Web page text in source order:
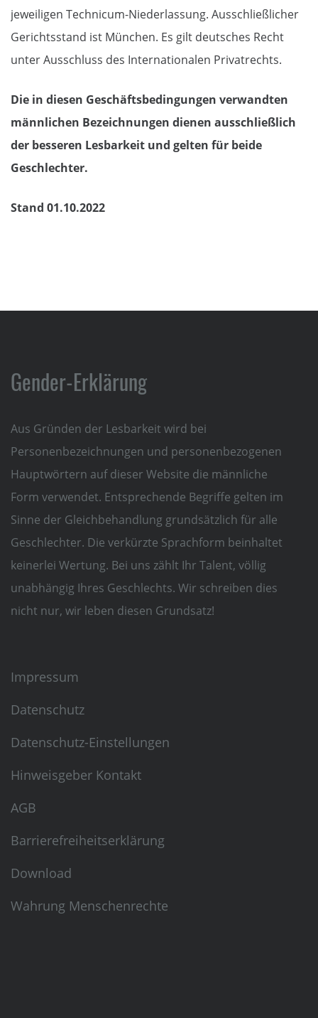
jeweiligen Technicum-Niederlassung. Ausschließlicher
Gerichtsstand ist München. Es gilt deutsches Recht
unter Ausschluss des Internationalen Privatrechts.
Die in diesen Geschäftsbedingungen verwandten
männlichen Bezeichnungen dienen ausschließlich
der besseren Lesbarkeit und gelten für beide
Geschlechter.
Stand 01.10.2022
Gender-Erklärung
Aus Gründen der Lesbarkeit wird bei
Personenbezeichnungen und personenbezogenen
Hauptwörtern auf dieser Website die männliche
Form verwendet. Entsprechende Begriffe gelten im
Sinne der Gleichbehandlung grundsätzlich für alle
Geschlechter. Die verkürzte Sprachform beinhaltet
keinerlei Wertung. Bei uns zählt Ihr Talent, völlig
unabhängig Ihres Geschlechts. Wir schreiben dies
nicht nur, wir leben diesen Grundsatz!
Impressum
Datenschutz
Datenschutz-Einstellungen
Hinweisgeber Kontakt
AGB
Barrierefreiheitserklärung
Download
Wahrung Menschenrechte